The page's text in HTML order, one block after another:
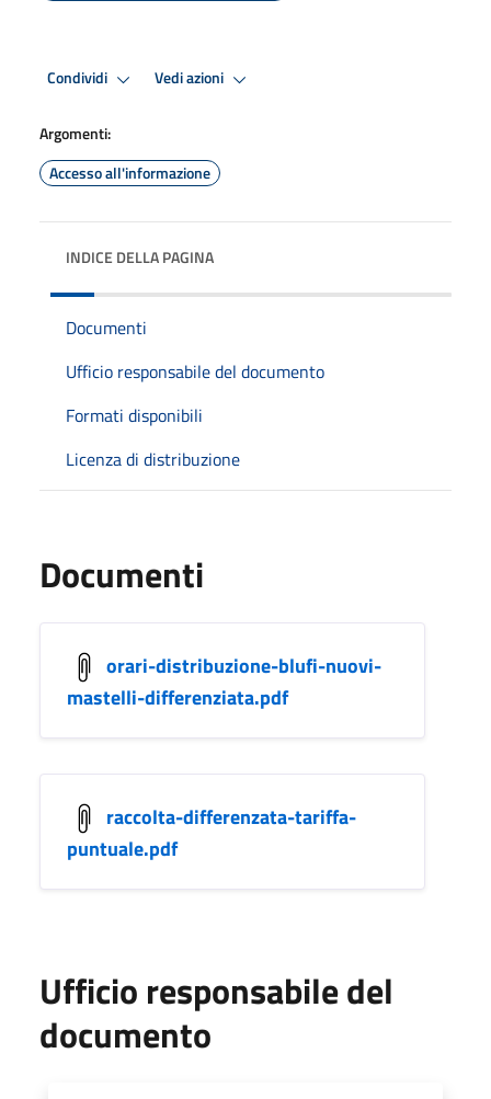
Condividi Vedi azioni
Argomenti:
Accesso all'informazione
INDICE DELLA PAGINA
Documenti
Ufficio responsabile del documento
Formati disponibili
Licenza di distribuzione
Documenti
orari-distribuzione-blufi-nuovi-
mastelli-differenziata.pdf
raccolta-differenzata-tariffa-
puntuale.pdf
Ufficio responsabile del
documento